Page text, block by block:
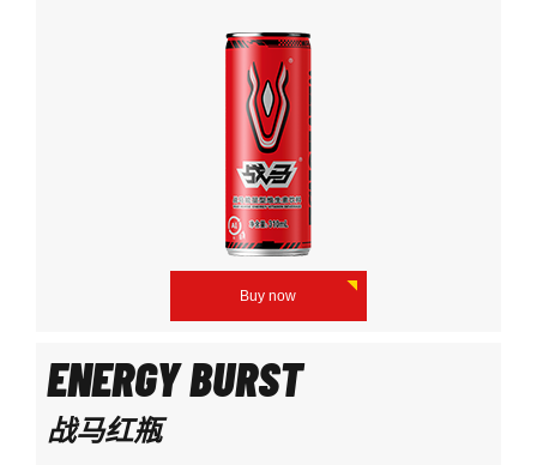
Buy now
ENERGY BURST
战马红瓶